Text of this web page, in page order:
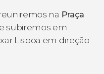
na Praça
subiremos em
Lisboa em direção